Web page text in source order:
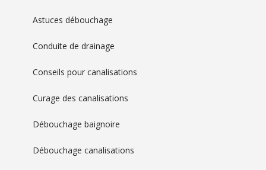
Astuces débouchage
Conduite de drainage
Conseils pour canalisations
Curage des canalisations
Débouchage baignoire
Débouchage canalisations